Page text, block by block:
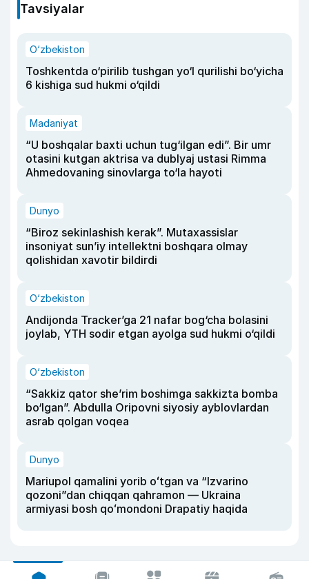
Tavsiyalar
O‘zbekiston
Toshkentda o‘pirilib tushgan yo‘l qurilishi bo‘yicha
6 kishiga sud hukmi o‘qildi
Madaniyat
“U boshqalar baxti uchun tug‘ilgan edi”. Bir umr
otasini kutgan aktrisa va dublyaj ustasi Rimma
Ahmedovaning sinovlarga to‘la hayoti
Dunyo
“Biroz sekinlashish kerak”. Mutaxassislar
insoniyat sun’iy intellektni boshqara olmay
qolishidan xavotir bildirdi
O‘zbekiston
Andijonda Tracker’ga 21 nafar bog‘cha bolasini
joylab, YTH sodir etgan ayolga sud hukmi o‘qildi
O‘zbekiston
“Sakkiz qator she’rim boshimga sakkizta bomba
bo‘lgan”. Abdulla Oripovni siyosiy ayblovlardan
asrab qolgan voqea
Dunyo
Mariupol qamalini yorib oʻtgan va “Izvarino
qozoni”dan chiqqan qahramon — Ukraina
armiyasi bosh qoʻmondoni Drapatiy haqida